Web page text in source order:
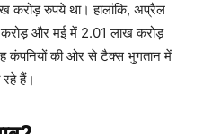
करोड़ रुपये था। हालांकि, अप्रैल
और मई में 2.01 लाख करोड़
कंपनियों की ओर से टैक्स भुगतान में
हैं।